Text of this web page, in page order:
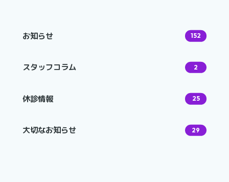
お知らせ 152
スタッフコラム 2
休診情報 25
大切なお知らせ 29